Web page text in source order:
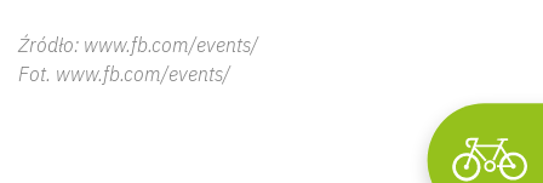
Źródło: www.fb.com/events/
Fot. www.fb.com/events/